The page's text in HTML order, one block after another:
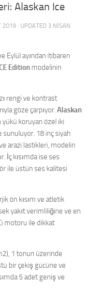
Alaskan Ice
2019 · UPDATED 3 NISAN
Eylül ayından itibaren
Edition modelinin
rengi ve kontrast
göze çarpıyor. Alaskan
yükü koruyan özel iki
sunuluyor. 18 inç siyah
arazi lastikleri, modelin
İç kısımda ise ses
ile üstün ses kalitesi
ön kısım ve atletik
yakıt verimliliğine ve en
motoru ile dikkat
1 tonun üzerinde
bir çekiş gücüne ve
5 adet geniş ve